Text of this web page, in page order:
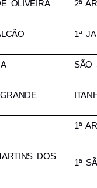
OLIVEIRA 2ª
1ª
SÃO
1ª
DOS
1ª